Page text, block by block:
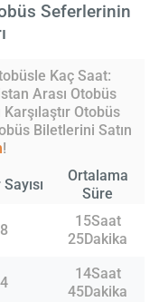
Seferlerinin
Kaç Saat:
Arası Otobüs
Otobüs
Biletlerini Satın
!
Ortalama
Süre
8
15Saat
25Dakika
4
14Saat
45Dakika